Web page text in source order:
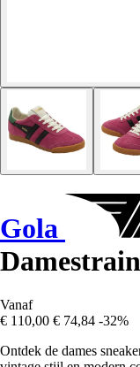
Gola
Vanaf
€ 110,00 € 74,84 -32%
Ontdek de dames